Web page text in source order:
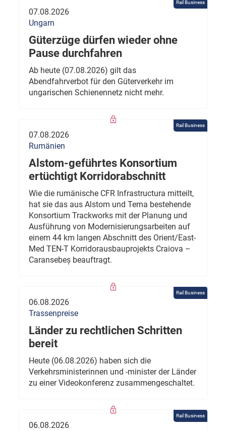
Rail Business
07.08.2026
Ungarn
Güterzüge dürfen wieder ohne
Pause durchfahren
Ab heute (07.08.2026) gilt das
Abendfahrverbot für den Güterverkehr im
ungarischen Schienennetz nicht mehr.
Rail Business
07.08.2026
Rumänien
Alstom-geführtes Konsortium
ertüchtigt Korridorabschnitt
Wie die rumänische CFR Infrastructura mitteilt,
hat sie das aus Alstom und Terna bestehende
Konsortium Trackworks mit der Planung und
Ausführung von Modernisierungsarbeiten auf
einem 44 km langen Abschnitt des Orient/East-
Med TEN-T Korridorausbauprojekts Craiova –
Caransebeș beauftragt.
Rail Business
06.08.2026
Trassenpreise
Länder zu rechtlichen Schritten
bereit
Heute (06.08.2026) haben sich die
Verkehrsministerinnen und -minister der Länder
zu einer Videokonferenz zusammengeschaltet.
Rail Business
06.08.2026